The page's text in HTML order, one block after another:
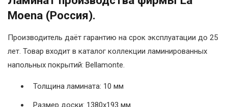
Moena (Россия).
Производитель даёт гарантию на срок эксплуатации до 25
лет. Товар входит в каталог коллекции ламинированных
напольных покрытий: Bellamonte.
Толщина ламината: 10 мм
Размер доски: 1380х193 мм